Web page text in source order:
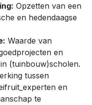
Opzetten van een
en hedendaagse
Waarde van
en
(tuinbouw)scholen.
tussen
en
te